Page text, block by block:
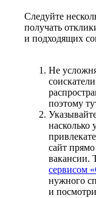
Следуйте
получать
и подходящих
Не
поэтому
насколько
сайт
вакансии.
сервисом
нужного
и